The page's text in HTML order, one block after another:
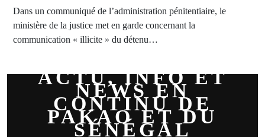
Dans un communiqué de l’administration pénitentiaire, le
ministère de la justice met en garde concernant la
communication « illicite » du détenu…
ACTU, INFO ET
NEWS EN
CONTINU DE
PAKAO ET DU
SÉNÉGAL